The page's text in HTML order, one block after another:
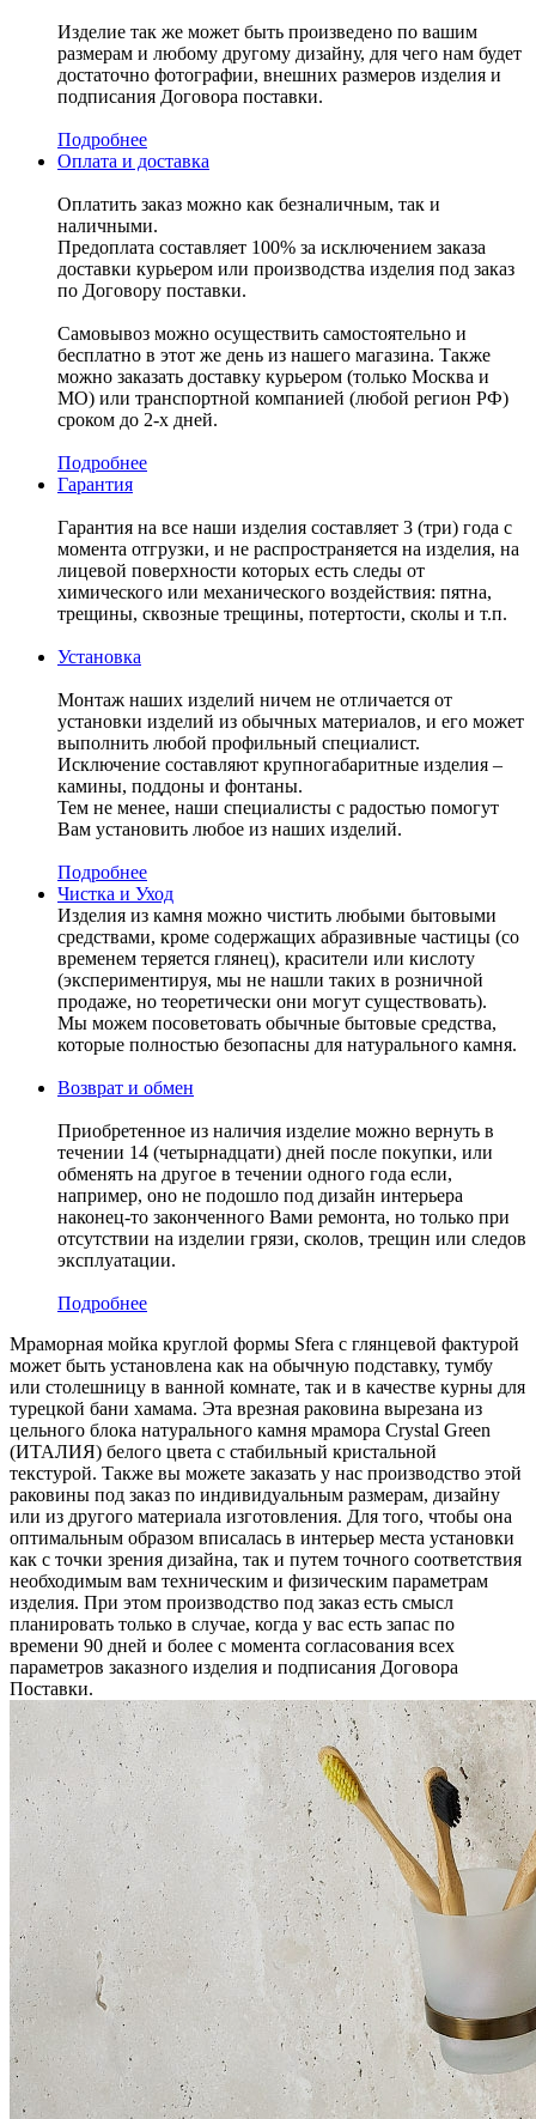
Изделие так же может быть произведено по вашим
размерам и любому другому дизайну, для чего нам будет
достаточно фотографии, внешних размеров изделия и
подписания Договора поставки.
Подробнее
Оплата и доставка
Оплатить заказ можно как безналичным, так и
наличными.
Предоплата составляет 100% за исключением заказа
доставки курьером или производства изделия под заказ
по Договору поставки.
Самовывоз можно осуществить самостоятельно и
бесплатно в этот же день из нашего магазина. Также
можно заказать доставку курьером (только Москва и
МО) или транспортной компанией (любой регион РФ)
сроком до 2-х дней.
Подробнее
Гарантия
Гарантия на все наши изделия составляет 3 (три) года с
момента отгрузки, и не распространяется на изделия, на
лицевой поверхности которых есть следы от
химического или механического воздействия: пятна,
трещины, сквозные трещины, потертости, сколы и т.п.
Установка
Монтаж наших изделий ничем не отличается от
установки изделий из обычных материалов, и его может
выполнить любой профильный специалист.
Исключение составляют крупногабаритные изделия –
камины, поддоны и фонтаны.
Тем не менее, наши специалисты с радостью помогут
Вам установить любое из наших изделий.
Подробнее
Чистка и Уход
Изделия из камня можно чистить любыми бытовыми
средствами, кроме содержащих абразивные частицы (со
временем теряется глянец), красители или кислоту
(экспериментируя, мы не нашли таких в розничной
продаже, но теоретически они могут существовать).
Мы можем посоветовать обычные бытовые средства,
которые полностью безопасны для натурального камня.
Возврат и обмен
Приобретенное из наличия изделие можно вернуть в
течении 14 (четырнадцати) дней после покупки, или
обменять на другое в течении одного года если,
например, оно не подошло под дизайн интерьера
наконец-то законченного Вами ремонта, но только при
отсутствии на изделии грязи, сколов, трещин или следов
эксплуатации.
Подробнее
Мраморная мойка круглой формы Sfera с глянцевой фактурой
может быть установлена как на обычную подставку, тумбу
или столешницу в ванной комнате, так и в качестве курны для
турецкой бани хамама. Эта врезная раковина вырезана из
цельного блока натурального камня мрамора Crystal Green
(ИТАЛИЯ) белого цвета c стабильный кристальной
текстурой. Также вы можете заказать у нас производство этой
раковины под заказ по индивидуальным размерам, дизайну
или из другого материала изготовления. Для того, чтобы она
оптимальным образом вписалась в интерьер места установки
как с точки зрения дизайна, так и путем точного соответствия
необходимым вам техническим и физическим параметрам
изделия. При этом производство под заказ есть смысл
планировать только в случае, когда у вас есть запас по
времени 90 дней и более с момента согласования всех
параметров заказного изделия и подписания Договора
Поставки.